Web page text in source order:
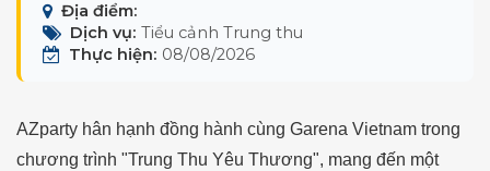
Địa điểm:
Dịch vụ: Tiểu cảnh Trung thu
Thực hiện: 08/08/2026
AZparty hân hạnh đồng hành cùng Garena Vietnam trong
chương trình "Trung Thu Yêu Thương", mang đến một